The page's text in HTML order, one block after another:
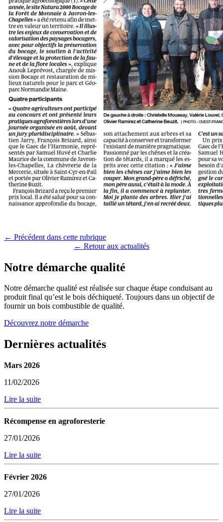
← Précédent dans cette rubrique
← Retour aux actualités
Notre démarche qualité
Notre démarche qualité est réalisée sur chaque étape conduisant au
produit final qu’est le bois déchiqueté. Toujours dans un objectif de
fournir un bois combustible de qualité.
Découvrez notre démarche
Dernières actualités
Mars 2026
11/02/2026
Lire la suite
Récompense en agroforesterie
27/01/2026
Lire la suite
Février 2026
27/01/2026
Lire la suite